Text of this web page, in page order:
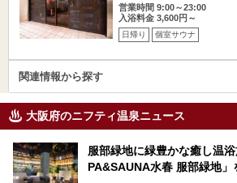
営業時間 9:00～23:00
入浴料金 3,600円～
日帰り 個室サウナ
関連情報から探す
大阪府のニフティ温泉ニュース
服部緑地に緑豊かな癒し温
PA&SAUNA水春 服部緑地」